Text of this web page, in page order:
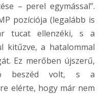
– perel egymással”.
pozíciója (legalább is
tucat ellenzéki, s a
kitűzve, a hatalommal
Ez merőben újszerű,
beszéd volt, s a
elérte, hogy már nem